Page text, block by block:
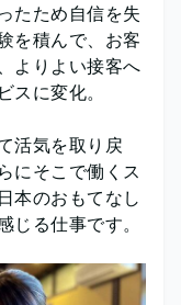
たため自信を失
を積んで、お客
よりよい接客へ
に変化。
活気を取り戻
にそこで働くス
本のおもてなし
る仕事です。